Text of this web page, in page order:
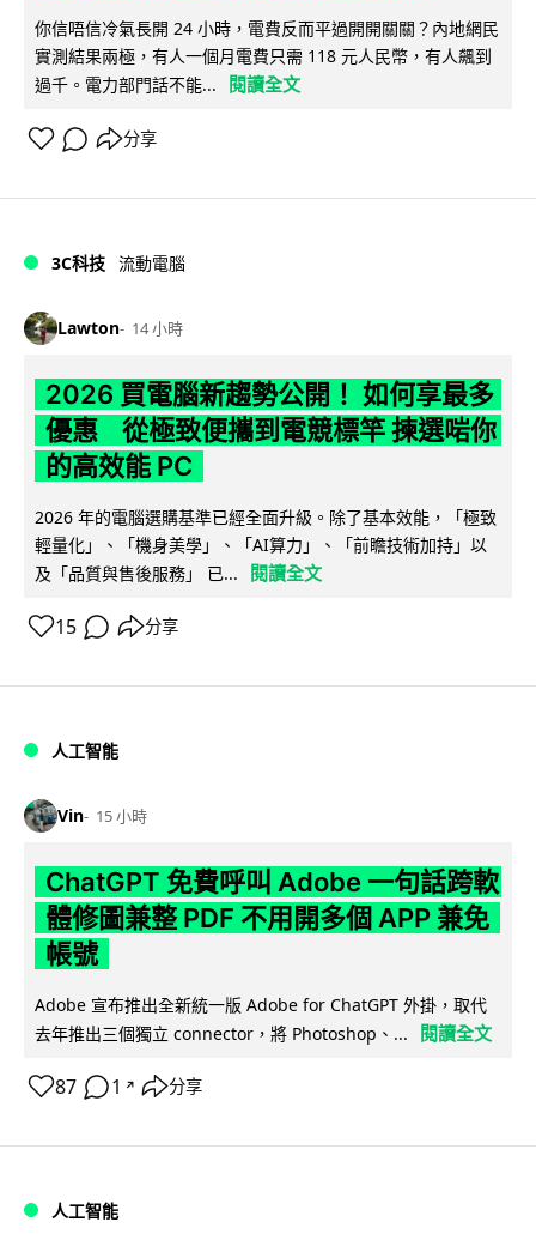
你信唔信冷氣長開 24 小時，電費反而平過開開關關？內地網民
實測結果兩極，有人一個月電費只需 118 元人民幣，有人飆到
過千。電力部門話不能...
閱讀全文
分享
3C科技 流動電腦
Lawton 14 小時
2026 買電腦新趨勢公開！ 如何享最多
優惠 從極致便攜到電競標竿 揀選啱你
的高效能 PC
2026 年的電腦選購基準已經全面升級。除了基本效能，「極致
輕量化」、「機身美學」、「AI算力」、「前瞻技術加持」以
及「品質與售後服務」 已...
閱讀全文
15 分享
人工智能
Vin 15 小時
ChatGPT 免費呼叫 Adobe 一句話跨軟
體修圖兼整 PDF 不用開多個 APP 兼免
帳號
Adobe 宣布推出全新統一版 Adobe for ChatGPT 外掛，取代
去年推出三個獨立 connector，將 Photoshop、...
閱讀全文
87 1 ↗ 分享
人工智能